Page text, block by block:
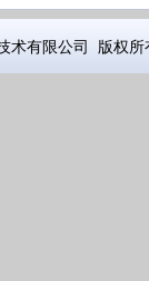
术有限公司 版权